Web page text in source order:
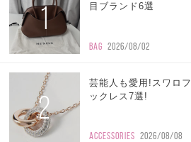
1
目ブランド6選
BAG 2026/08/02
2
芸能人も愛用!スワロ
ックレス7選!
ACCESSORIES 2026/08/08